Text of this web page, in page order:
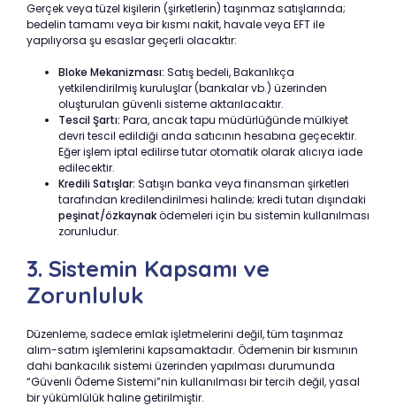
Gerçek veya tüzel kişilerin (şirketlerin) taşınmaz satışlarında;
bedelin tamamı veya bir kısmı nakit, havale veya EFT ile
yapılıyorsa şu esaslar geçerli olacaktır:
Bloke Mekanizması: Satış bedeli, Bakanlıkça
yetkilendirilmiş kuruluşlar (bankalar vb.) üzerinden
oluşturulan güvenli sisteme aktarılacaktır.
Tescil Şartı: Para, ancak tapu müdürlüğünde mülkiyet
devri tescil edildiği anda satıcının hesabına geçecektir.
Eğer işlem iptal edilirse tutar otomatik olarak alıcıya iade
edilecektir.
Kredili Satışlar: Satışın banka veya finansman şirketleri
tarafından kredilendirilmesi halinde; kredi tutarı dışındaki
peşinat/özkaynaködemeleri için bu sistemin kullanılması
zorunludur.
3. Sistemin Kapsamı ve
Zorunluluk
Düzenleme, sadece emlak işletmelerini değil, tüm taşınmaz
alım-satım işlemlerini kapsamaktadır. Ödemenin bir kısmının
dahi bankacılık sistemi üzerinden yapılması durumunda
“Güvenli Ödeme Sistemi”nin kullanılması bir tercih değil, yasal
bir yükümlülük haline getirilmiştir.